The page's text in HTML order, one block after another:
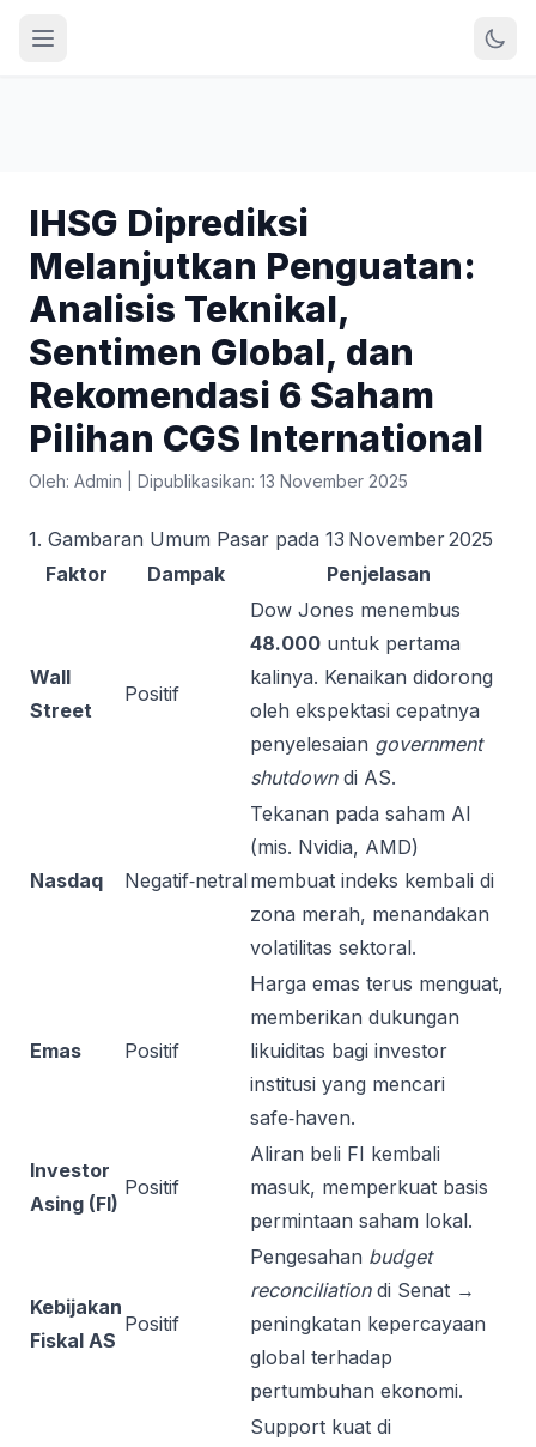
IHSG Diprediksi
Melanjutkan Penguatan:
Analisis Teknikal,
Sentimen Global, dan
Rekomendasi 6 Saham
Pilihan CGS International
Oleh: Admin Dipublikasikan: 13 November 2025
1. Gambaran Umum Pasar pada 13 November 2025
Faktor
Dampak Penjelasan
Wall
Street
Positif
Dow Jones menembus
48.000 untuk pertama
kalinya. Kenaikan didorong
oleh ekspektasi cepatnya
penyelesaian government
shutdowndi AS.
Nasdaq Negatif‑netral
Tekanan pada saham AI
(mis. Nvidia, AMD)
membuat indeks kembali di
zona merah, menandakan
volatilitas sektoral.
Emas Positif
Harga emas terus menguat,
memberikan dukungan
likuiditas bagi investor
institusi yang mencari
safe‑haven.
Investor
Asing (FI)
Positif
Aliran beli FI kembali
masuk, memperkuat basis
permintaan saham lokal.
Kebijakan
Fiskal AS
Positif
Pengesahan budget
reconciliationdi Senat →
peningkatan kepercayaan
global terhadap
pertumbuhan ekonomi.
Support kuat di